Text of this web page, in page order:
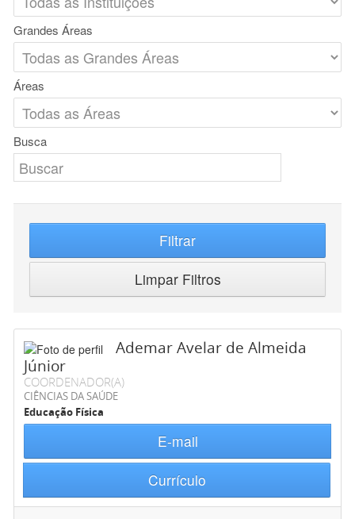
Grandes Áreas
Áreas
Busca
Filtrar
Limpar Filtros
Ademar Avelar de Almeida
Júnior
COORDENADOR(A)
CIÊNCIAS DA SAÚDE
Educação Física
E-mail
Currículo